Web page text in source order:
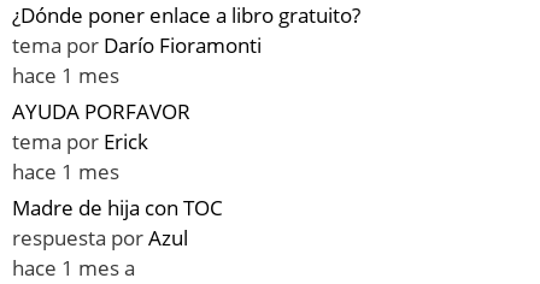
¿Dónde poner enlace a libro gratuito?
tema por Darío Fioramonti
hace 1 mes
AYUDA PORFAVOR
tema por Erick
hace 1 mes
Madre de hija con TOC
respuesta porAzul
hace 1 mes a